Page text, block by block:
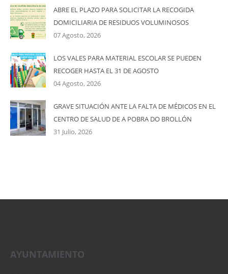
ABRE EL PLAZO PARA SOLICITAR LA RECOGIDA
DOMICILIARIA DE RESIDUOS VOLUMINOSOS
07 Agosto, 2026
LOS VALES PARA MATERIAL ESCOLAR SE PUEDEN
RECOGER HASTA EL 31 DE AGOSTO
04 Agosto, 2026
GRAVE SITUACIÓN ANTE LA FALTA DE MÉDICOS EN EL
CENTRO DE SALUD DE A POBRA DO BROLLÓN
31 Julio, 2026
AYUNTAMIENTO